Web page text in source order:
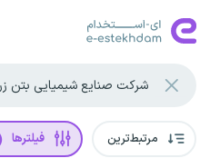
مرتبط‌ترین فیلترها